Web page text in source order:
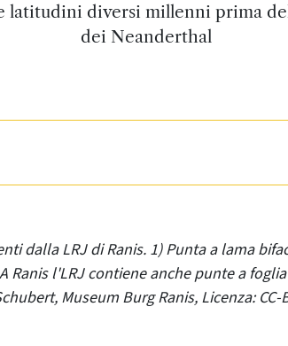
latitudini diversi millenni prima
dei Neanderthal
dalla LRJ di Ranis. 1) Punta a lama
Ranis l'LRJ contiene anche punte a
Museum Burg Ranis, Licenza: CC-